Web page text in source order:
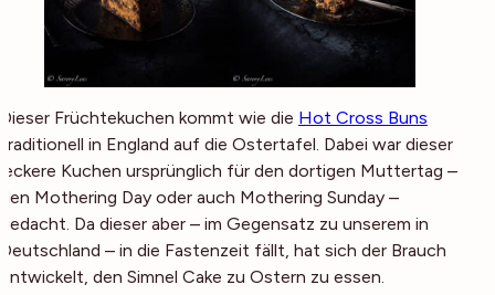
Dieser Früchtekuchen kommt wie die Hot Cross Buns
traditionell in England auf die Ostertafel. Dabei war dieser
leckere Kuchen ursprünglich für den dortigen Muttertag –
den Mothering Day oder auch Mothering Sunday –
gedacht. Da dieser aber – im Gegensatz zu unserem in
Deutschland – in die Fastenzeit fällt, hat sich der Brauch
entwickelt, den Simnel Cake zu Ostern zu essen.